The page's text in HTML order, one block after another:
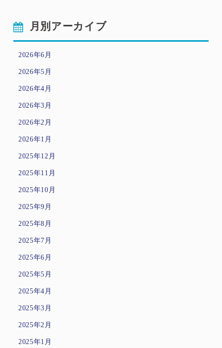
月別アーカイブ
2026年6月
2026年5月
2026年4月
2026年3月
2026年2月
2026年1月
2025年12月
2025年11月
2025年10月
2025年9月
2025年8月
2025年7月
2025年6月
2025年5月
2025年4月
2025年3月
2025年2月
2025年1月